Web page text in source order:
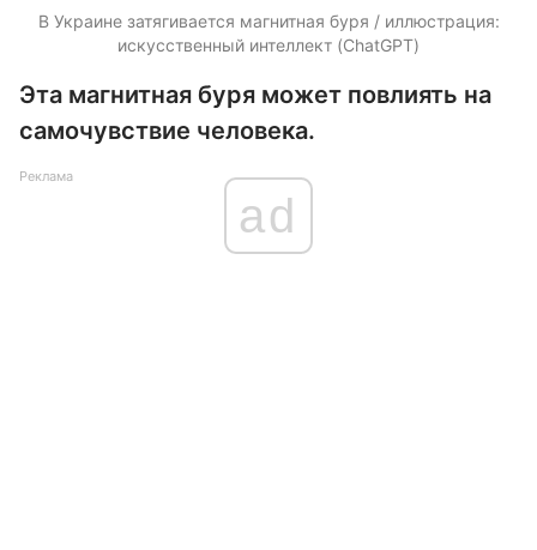
В Украине затягивается магнитная буря / иллюстрация:
искусственный интеллект (ChatGPT)
Эта магнитная буря может повлиять на
самочувствие человека.
Реклама
ad